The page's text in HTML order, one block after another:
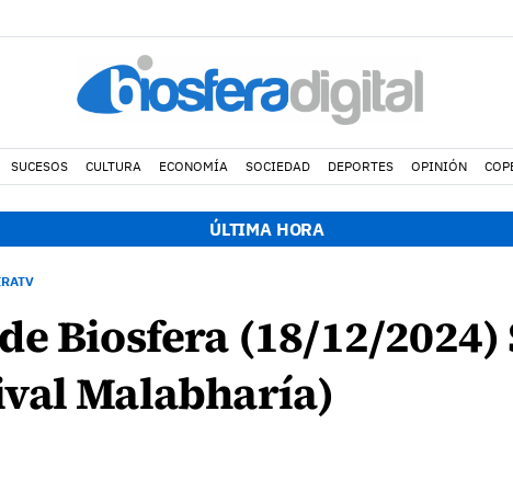
SUCESOS CULTURA ECONOMÍA SOCIEDAD DEPORTES OPINIÓN
ÚLTIMA HORA
Biosfera (18/12/2024)
Malabharía)